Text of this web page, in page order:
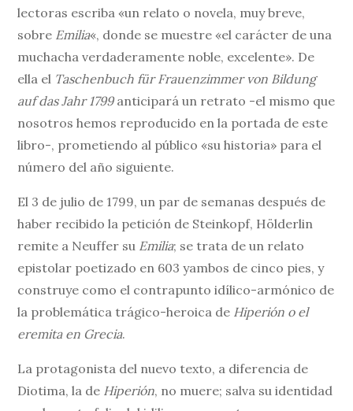
lectoras escriba «un relato o novela, muy breve,
sobre Emilia«, donde se muestre «el carácter de una
muchacha verdaderamente noble, excelente». De
ella el Taschenbuch für Frauenzimmer von Bildung
auf das Jahr 1799anticipará un retrato -el mismo que
nosotros hemos reproducido en la portada de este
libro-, prometiendo al público «su historia» para el
número del año siguiente.
El 3 de julio de 1799, un par de semanas después de
haber recibido la petición de Steinkopf, Hölderlin
remite a Neuffer su Emilia; se trata de un relato
epistolar poetizado en 603 yambos de cinco pies, y
construye como el contrapunto idílico-armónico de
la problemática trágico-heroica de Hiperión o el
eremita en Grecia.
La protagonista del nuevo texto, a diferencia de
Diotima, la de Hiperión, no muere; salva su identidad